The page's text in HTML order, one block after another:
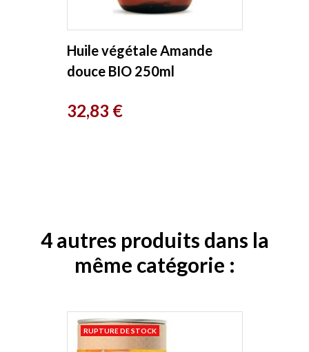
Huile végétale Amande
douce BIO 250ml
Prix
32,83 €
4 autres produits dans la
même catégorie :
RUPTURE DE STOCK